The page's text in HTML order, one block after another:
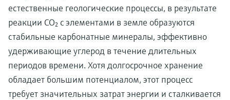
естественные геологические процессы, в результате
реакции CO₂ с элементами в земле образуются
стабильные карбонатные минералы, эффективно
удерживающие углерод в течение длительных
периодов времени. Хотя долгосрочное хранение
обладает большим потенциалом, этот процесс
требует значительных затрат энергии и сталкивается